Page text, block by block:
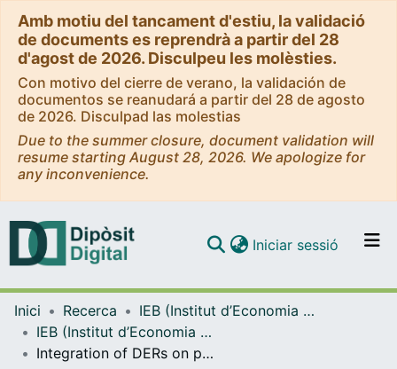
Amb motiu del tancament d'estiu, la validació
de documents es reprendrà a partir del 28
d'agost de 2026. Disculpeu les molèsties.
Con motivo del cierre de verano, la validación de
documentos se reanudará a partir del 28 de agosto
de 2026. Disculpad las molestias
Due to the summer closure, document validation will
resume starting August 28, 2026. We apologize for
any inconvenience.
Navega per tot el DD
Iniciar sessió (current)
Inici Recerca
IEB (Institut d’Economia de Barcelona)
IEB (Institut d’Economia de Barcelona) – Working Papers
Integration of DERs on power systems: challenges and opportunities